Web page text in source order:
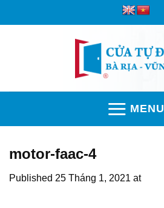
MENU
motor-faac-4
Published 25 Tháng 1, 2021 at